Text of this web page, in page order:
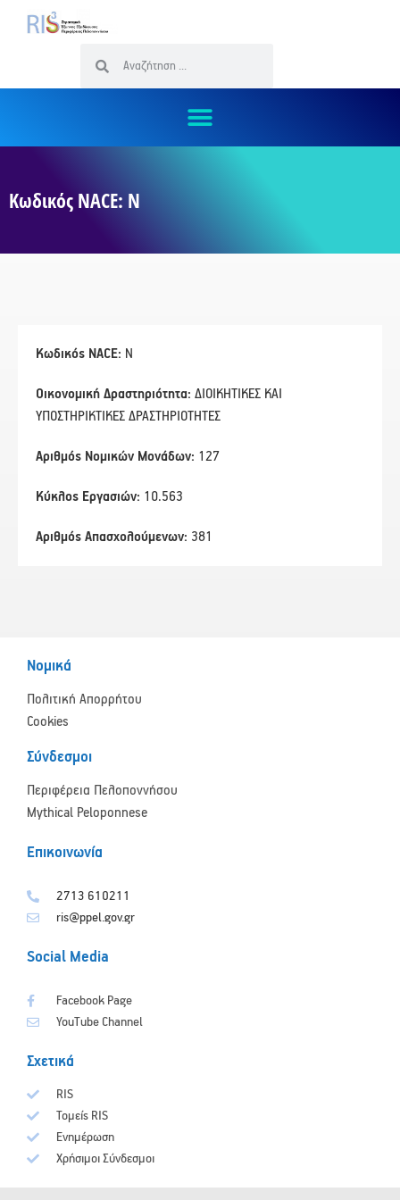
Κωδικός NACE: Ν
Κωδικός NACE: Ν
Οικονομική Δραστηριότητα: ΔΙΟΙΚΗΤΙΚΕΣ ΚΑΙ
ΥΠΟΣΤΗΡΙΚΤΙΚΕΣ ΔΡΑΣΤΗΡΙΟΤΗΤΕΣ
Αριθμός Νομικών Μονάδων: 127
Κύκλος Εργασιών: 10.563
Αριθμός Απασχολούμενων: 381
Νομικά
Πολιτική Απορρήτου
Cookies
Σύνδεσμοι
Περιφέρεια Πελοποννήσου
Mythical Peloponnese
Επικοινωνία
2713 610211
ris@ppel.gov.gr
Social Media
Facebook Page
YouTube Channel
Σχετικά
RIS
Τομείς RIS
Ενημέρωση
Χρήσιμοι Σύνδεσμοι